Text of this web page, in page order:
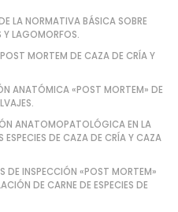
LA NORMATIVA BÁSICA SOBRE
Y LAGOMORFOS.
MORTEM DE CAZA DE CRÍA Y
ANATÓMICA «POST MORTEM» DE
ANATOMOPATOLÓGICA EN LA
DE CAZA DE CRÍA Y CAZA
INSPECCIÓN «POST MORTEM»
DE CARNE DE ESPECIES DE